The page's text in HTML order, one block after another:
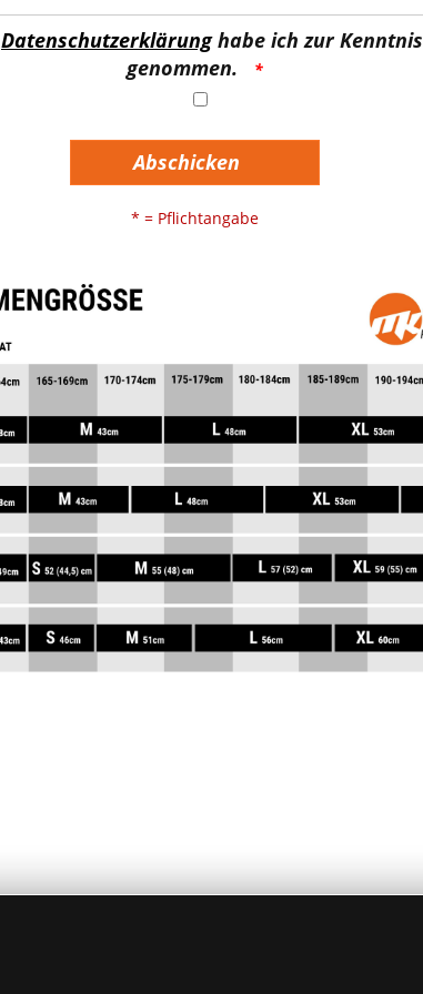
Datenschutzerklärunghabe ich zur Kenntnis
genommen.
Abschicken
* = Pflichtangabe